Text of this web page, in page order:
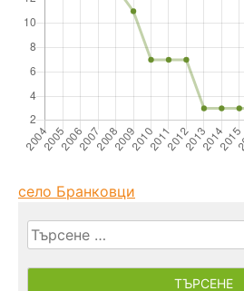
село Бранковци
Търсене
за: